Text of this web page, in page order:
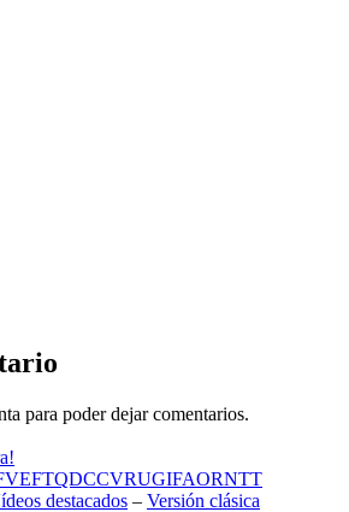
para poder dejar comentarios.
VEFTQDCCVRUGIFAORNTT
destacados – Versión clásica